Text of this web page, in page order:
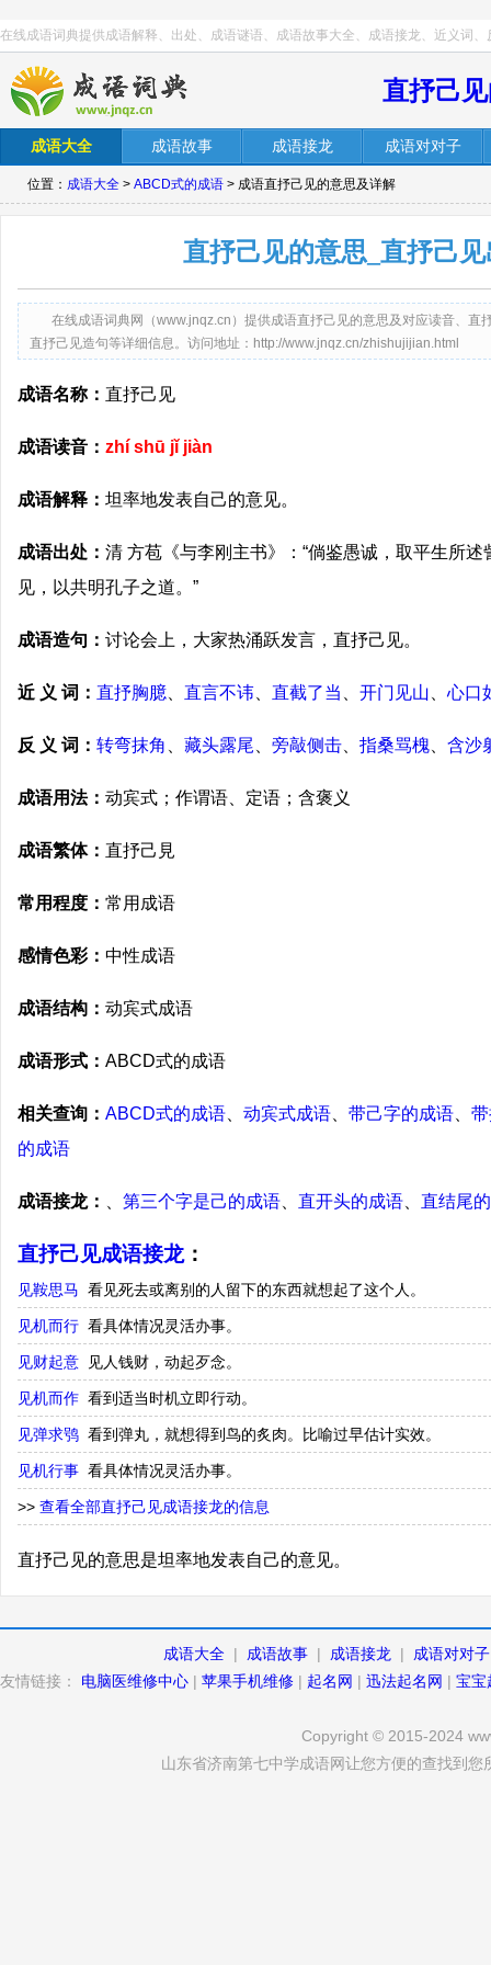
在线成语词典提供成语解释、出处、成语谜语、成语故事大全、成语接龙、近义词、
直抒己
成语大全 成语故事 成语接龙 成语对对子
位置： 成语大全 > ABCD式的成语 > 成语直抒己见的意思及详解
直抒己见的意思_直抒己
在线成语词典网（www.jnqz.cn）提供成语直抒己见的意思及对应读音、直
直抒己见造句等详细信息。访问地址：http://www.jnqz.cn/zhishujijian.html
成语名称： 直抒己见
成语读音： zhí shū jǐ jiàn
成语解释： 坦率地发表自己的意见。
成语出处： 清 方苞《与李刚主书》：“倘鉴愚诚，取平生所
见，以共明孔子之道。”
成语造句： 讨论会上，大家热涌跃发言，直抒己见。
近 义 词： 直抒胸臆 直言不讳 直截了当 开门见山 心口
反 义 词： 转弯抹角 藏头露尾 旁敲侧击 指桑骂槐 含沙
成语用法： 动宾式；作谓语、定语；含褒义
成语繁体： 直抒己見
常用程度： 常用成语
感情色彩： 中性成语
成语结构： 动宾式成语
成语形式： ABCD式的成语
相关查询： ABCD式的成语 动宾式成语 带己字的成语
的成语
成语接龙： 第三个字是己的成语 直开头的成语 直结尾
直抒己见成语接龙：
见鞍思马 看见死去或离别的人留下的东西就想起了这个人。
见机而行 看具体情况灵活办事。
见财起意 见人钱财，动起歹念。
见机而作 看到适当时机立即行动。
见弹求鸮 看到弹丸，就想得到鸟的炙肉。比喻过早估计实效。
见机行事 看具体情况灵活办事。
>> 查看全部直抒己见成语接龙的信息
直抒己见的意思是坦率地发表自己的意见。
成语大全 | 成语故事 | 成语接龙 |
成语对对子
友情链接：
电脑医维修中心 | 苹果手机维修 | 起名网 | 迅法起名网 | 宝宝
Copyright © 2015-2024
山东省济南第七中学成语网让您方便的查找到您